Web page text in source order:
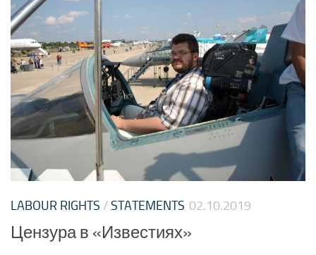
LABOUR RIGHTS / STATEMENTS 02.10.2019
Цензура в «Известиях»